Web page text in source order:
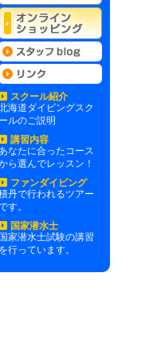
スクール紹介
海道ダイビングスク
ールのご説明
講習内容
なたに合ったコース
ら選んでレッスン！
ファンダイビング
丹で行われるツアー
す。
国家潜水士
国家潜水士試験の講習
を行っています。